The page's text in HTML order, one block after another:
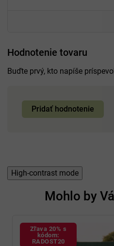
Hodnotenie tovaru
Buďte prvý, kto napíše
Pridať hodnotenie
High-contrast mode
Mohlo by
Zľava 20% s
kódom:
RADOST20